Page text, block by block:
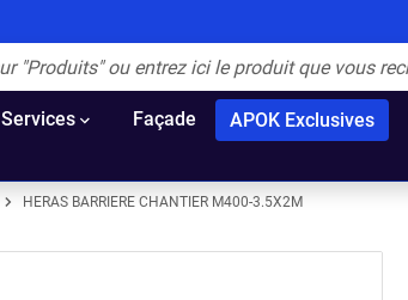
Services Façade APOK Exclusives
HERAS BARRIERE CHANTIER M400-3.5X2M